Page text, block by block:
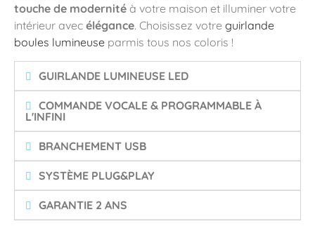
touche de modernité à votre maison et illuminer votre
intérieur avec élégance. Choisissez votre guirlande
boules lumineuse parmis tous nos coloris !
GUIRLANDE LUMINEUSE LED
COMMANDE VOCALE & PROGRAMMABLE À
L'INFINI
BRANCHEMENT USB
SYSTÈME PLUG&PLAY
GARANTIE 2 ANS